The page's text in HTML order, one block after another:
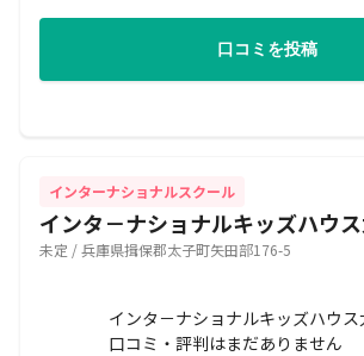
口コミを投稿
インターナショナルスクール
インタ－ナショナルキッズハウ
未定 / 兵庫県揖保郡太子町矢田部176-5
インタ－ナショナルキッズハウス
口コミ・評判はまだありません